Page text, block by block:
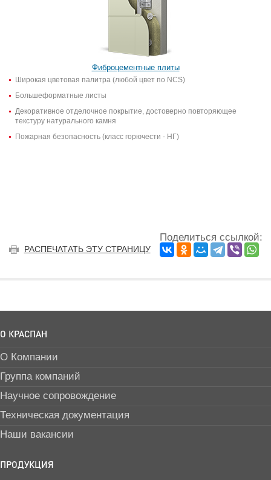
Фиброцементные плиты
Широкая цветовая палитра (любой цвет по NCS)
Большеформатные листы
Декоративное отделочное покрытие, достоверно повторяющее
текстуру натурального камня
Пожарная безопасность (класс горючести - НГ)
РАСПЕЧАТАТЬ ЭТУ СТРАНИЦУ
Поделиться ссылкой:
О КРАСПАН
О Компании
Группа компаний
Научное сопровождение
Техническая документация
Наши вакансии
ПРОДУКЦИЯ